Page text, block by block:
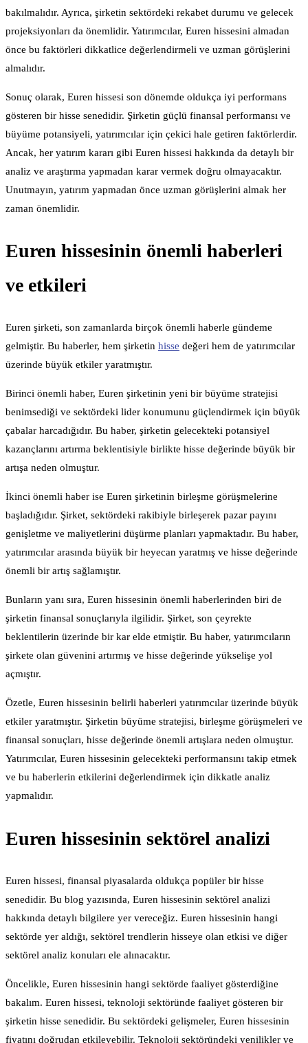
bakılmalıdır. Ayrıca, şirketin sektördeki rekabet durumu ve gelecek
projeksiyonları da önemlidir. Yatırımcılar, Euren hissesini almadan
önce bu faktörleri dikkatlice değerlendirmeli ve uzman görüşlerini
almalıdır.
Sonuç olarak, Euren hissesi son dönemde oldukça iyi performans
gösteren bir hisse senedidir. Şirketin güçlü finansal performansı ve
büyüme potansiyeli, yatırımcılar için çekici hale getiren faktörlerdir.
Ancak, her yatırım kararı gibi Euren hissesi hakkında da detaylı bir
analiz ve araştırma yapmadan karar vermek doğru olmayacaktır.
Unutmayın, yatırım yapmadan önce uzman görüşlerini almak her
zaman önemlidir.
Euren hissesinin önemli haberleri
ve etkileri
Euren şirketi, son zamanlarda birçok önemli haberle gündeme
gelmiştir. Bu haberler, hem şirketin hisse değeri hem de yatırımcılar
üzerinde büyük etkiler yaratmıştır.
Birinci önemli haber, Euren şirketinin yeni bir büyüme stratejisi
benimsediği ve sektördeki lider konumunu güçlendirmek için büyük
çabalar harcadığıdır. Bu haber, şirketin gelecekteki potansiyel
kazançlarını artırma beklentisiyle birlikte hisse değerinde büyük bir
artışa neden olmuştur.
İkinci önemli haber ise Euren şirketinin birleşme görüşmelerine
başladığıdır. Şirket, sektördeki rakibiyle birleşerek pazar payını
genişletme ve maliyetlerini düşürme planları yapmaktadır. Bu haber,
yatırımcılar arasında büyük bir heyecan yaratmış ve hisse değerinde
önemli bir artış sağlamıştır.
Bunların yanı sıra, Euren hissesinin önemli haberlerinden biri de
şirketin finansal sonuçlarıyla ilgilidir. Şirket, son çeyrekte
beklentilerin üzerinde bir kar elde etmiştir. Bu haber, yatırımcıların
şirkete olan güvenini artırmış ve hisse değerinde yükselişe yol
açmıştır.
Özetle, Euren hissesinin belirli haberleri yatırımcılar üzerinde büyük
etkiler yaratmıştır. Şirketin büyüme stratejisi, birleşme görüşmeleri ve
finansal sonuçları, hisse değerinde önemli artışlara neden olmuştur.
Yatırımcılar, Euren hissesinin gelecekteki performansını takip etmek
ve bu haberlerin etkilerini değerlendirmek için dikkatle analiz
yapmalıdır.
Euren hissesinin sektörel analizi
Euren hissesi, finansal piyasalarda oldukça popüler bir hisse
senedidir. Bu blog yazısında, Euren hissesinin sektörel analizi
hakkında detaylı bilgilere yer vereceğiz. Euren hissesinin hangi
sektörde yer aldığı, sektörel trendlerin hisseye olan etkisi ve diğer
sektörel analiz konuları ele alınacaktır.
Öncelikle, Euren hissesinin hangi sektörde faaliyet gösterdiğine
bakalım. Euren hissesi, teknoloji sektöründe faaliyet gösteren bir
şirketin hisse senedidir. Bu sektördeki gelişmeler, Euren hissesinin
fiyatını doğrudan etkileyebilir. Teknoloji sektöründeki yenilikler ve